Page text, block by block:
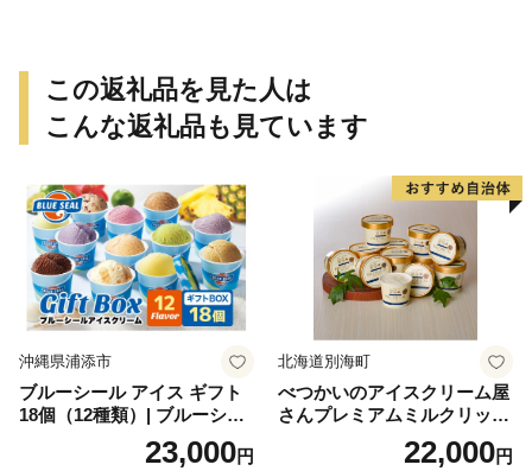
この返礼品を見た人は
こんな返礼品も見ています
沖縄県浦添市
ブルーシール アイス ギフト
18個（12種類）| ブルーシー
ルアイス ブルーシールアイ
スクリーム 着日指定可能 送
23,000円
北海道別海町
べつかいのアイスクリーム屋
さんプレミアムミルクリッチ
12個（AP-01）（ 北海道アイ
ス 北海道産アイス アイス ア
22,000円